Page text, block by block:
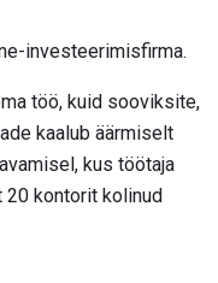
investeerimisfirma.
töö, kuid sooviksite,
kaalub äärmiselt
kus töötaja
20 kontorit kolinud